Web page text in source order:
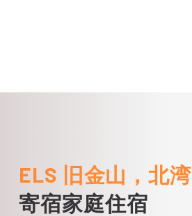
ELS 旧金山，北湾
寄宿家庭住宿